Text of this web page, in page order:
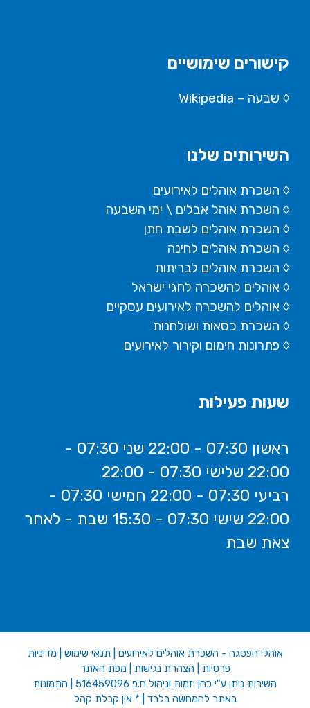
קישורים שימושיים
◊ שבעה – Wikipedia
השירותים שלנו
◊ השכרת אוהלים לאירועים
◊ השכרת אוהל אבלים \ ימי השבעה
◊ השכרת אוהלים לשבת חתן
◊ השכרת אוהלים לחינה
◊ השכרת אוהלים לבריתות
◊ אוהלים להשכרה לחגי ישראל
◊ אוהלים להשכרה לאירועים עסקיים
◊ השכרת כסאות ושולחנות
◊ פתרונות חימום וקירור לאירועים
שעות פעילות
ראשון 07:30 - 22:00 שני 07:30 -
22:00 שלישי 07:30 - 22:00
רביעי 07:30 - 22:00 חמישי 07:30 -
22:00 שישי 07:30 - 15:30 שבת - לאחר
צאת שבת
אוהלי הפסגה - השכרת אוהלים לאירועים תנאי שימוש
מדיניות
פרטיות
הצהרת נגישות
מפת האתר
השירות ניתן ע"י כהן יזמות וניהול ח.פ 516459096 | התמונות
באתר להמחשה בלבד | * אין קבלת קהל